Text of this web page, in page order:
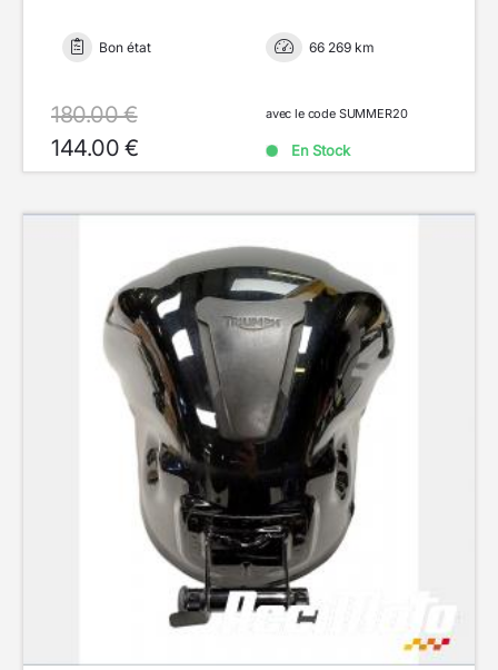
Bon état 66 269 km
180.00 €
144.00 €
avec le code SUMMER20
En Stock